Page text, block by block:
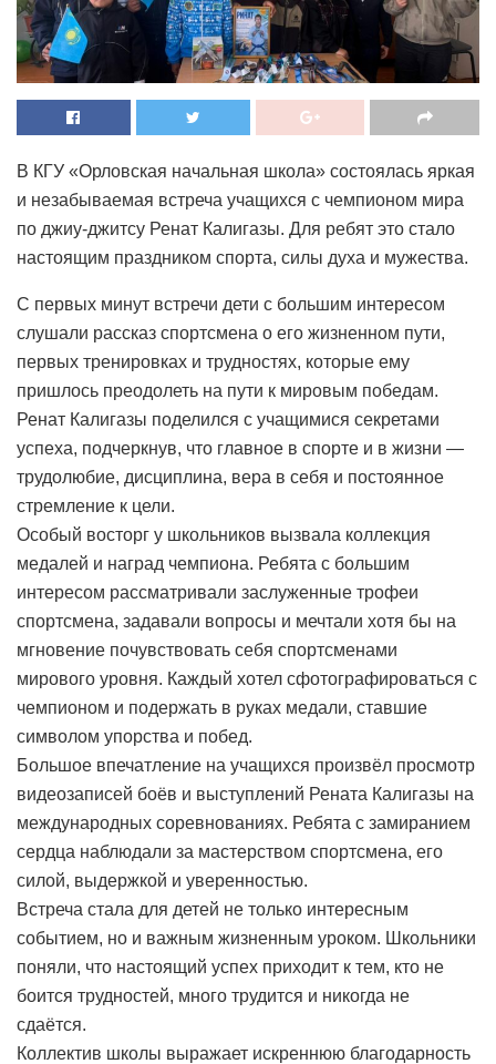
В КГУ «Орловская начальная школа» состоялась яркая
и незабываемая встреча учащихся с чемпионом мира
по джиу-джитсу Ренат Калигазы. Для ребят это стало
настоящим праздником спорта, силы духа и мужества.
С первых минут встречи дети с большим интересом
слушали рассказ спортсмена о его жизненном пути,
первых тренировках и трудностях, которые ему
пришлось преодолеть на пути к мировым победам.
Ренат Калигазы поделился с учащимися секретами
успеха, подчеркнув, что главное в спорте и в жизни —
трудолюбие, дисциплина, вера в себя и постоянное
стремление к цели.
Особый восторг у школьников вызвала коллекция
медалей и наград чемпиона. Ребята с большим
интересом рассматривали заслуженные трофеи
спортсмена, задавали вопросы и мечтали хотя бы на
мгновение почувствовать себя спортсменами
мирового уровня. Каждый хотел сфотографироваться с
чемпионом и подержать в руках медали, ставшие
символом упорства и побед.
Большое впечатление на учащихся произвёл просмотр
видеозаписей боёв и выступлений Рената Калигазы на
международных соревнованиях. Ребята с замиранием
сердца наблюдали за мастерством спортсмена, его
силой, выдержкой и уверенностью.
Встреча стала для детей не только интересным
событием, но и важным жизненным уроком. Школьники
поняли, что настоящий успех приходит к тем, кто не
боится трудностей, много трудится и никогда не
сдаётся.
Коллектив школы выражает искреннюю благодарность